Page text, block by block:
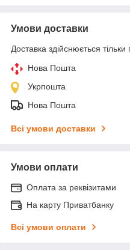
Умови доставки
Доставка здійснюється тільки
Нова Пошта
Укрпошта
Нова Пошта
Всі умови доставки
Умови оплати
Оплата за реквізитами
На карту Приватбанку
Всі умови оплати